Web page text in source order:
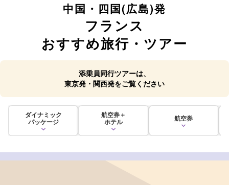
中国・四国(広島)発
フランス
おすすめ旅行・ツアー
添乗員同行ツアーは、
東京発・関西発をご覧ください
ダイナミック
パッケージ
航空券＋
ホテル 航空券